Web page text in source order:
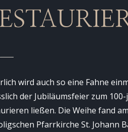
wird auch so eine Fahne
der Jubiläumsfeier zum
ließen. Die Weihe fand
Pfarrkirche St. Johann